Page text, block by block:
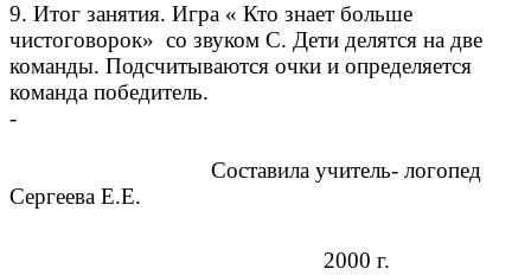
9. Итог занятия. Игра « Кто знает больше
чистоговорок» со звуком С. Дети делятся на две
команды. Подсчитываются очки и определяется
команда победитель.
-
Составила учитель- логопед
Сергеева Е.Е.
2000 г.